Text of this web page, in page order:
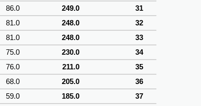
86.0 249.0
31
81.0 248.0
32
81.0 248.0
33
75.0 230.0
34
76.0 211.0
35
68.0 205.0
36
59.0 185.0
37